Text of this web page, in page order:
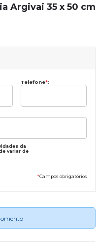
Argivai 35 x 50 cm
Telefone*:
da
variar de
*Campos obrigatórios